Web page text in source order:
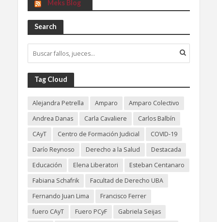
Meks Blog
Search
Tag Cloud
Alejandra Petrella Amparo
Amparo Colectivo
Andrea Danas
Carla Cavaliere
Carlos Balbín
CAyT
Centro de Formación Judicial
COVID-19
Darío Reynoso
Derecho a la Salud
Destacada
Educación
Elena Liberatori
Esteban Centanaro
Fabiana Schafrik
Facultad de Derecho UBA
Fernando Juan Lima
Francisco Ferrer
fuero CAyT
Fuero PCyF
Gabriela Seijas